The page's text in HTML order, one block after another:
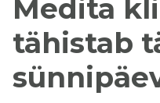
Medita
tähistab